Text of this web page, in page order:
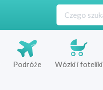
Podróże Wózki i foteliki